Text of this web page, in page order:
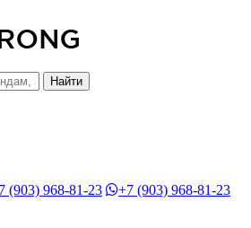
(903) 968-81-23 +7 (903) 968-81-23